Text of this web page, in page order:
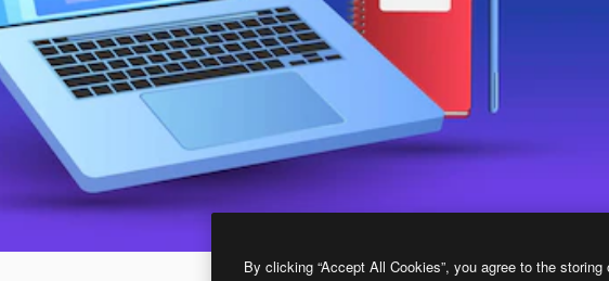
By clicking “Accept All Cookies”, you agree to the